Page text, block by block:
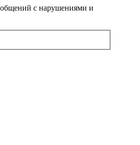
с нарушениями и